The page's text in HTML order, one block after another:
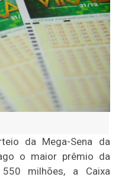
da Mega-Sena da
o maior prêmio da
milhões, a Caixa